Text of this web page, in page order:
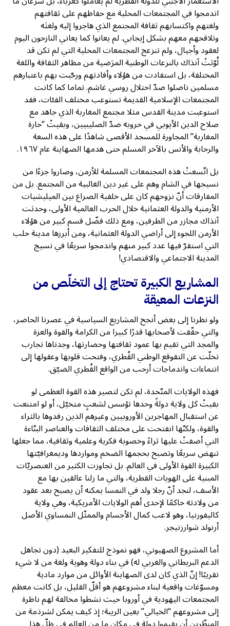
اندمجوا في المجتمعات المحلية مع حفاظهم على ثقافتهم
ولغتهم واكتسابهم ثقافة المجتمع الذي هاجروا إليه ولغتَه
وتلاقحهم معهم بشكل إيجابي. لم يعانوا كما يعاني النازحون اليوم
لعقود وأجيال، ولم تنزعج المجتمعات المحلية التي لم تكن قد
لُوّثتْ آنذاك بالنزعات الوطنية المرَضية من مظاهر الثقافة واللغة
المختلفة، بل استفادت من هؤلاء وأفادتهم ورحّبت بهم باعتبارهم
مسلمين ناضلوا ضدّ احتلال روسي غاشم. تماما كما كانت
المجتمعات الإسلامية القديمة تستوعب مختلف الفئات، فقد
استوعبت مدينة القدس مثلا مجتمع المغاربة الذي جاهد مع
صلاح الدين الأيوبي في حروبه ضدّ الصليبيين، وبقيتْ “حارة
المغاربة” المجاورة للمسجد الأقصى شاهدًا على هذه السعة
والرحابة والأنس بالآخر المسلم حتى هدمها الصهاينة عام ١٩٦٧.
بل اتّسعتْ هذه المجتمعات المسلمة للأرمن، وصاروا جزءًا من
نسيجها في الشام وهم على غير دين الغالبية من المجتمع. بل من
المفارقات أنّ نزوحهم كان على خلفية الصراع بين الميليشيات
الأرمنية والدولة العثمانية خلال الحرب العالمية الأولى، وحدثت
آنذاك مجازر من الطرفين، ومع ذلك فضّل قسم كبير من هؤلاء
الأرمن اللجوء إلى أراضي الدولة العثمانية، ومن أبرزها مدينة حلب
التي استقرّ فيها عدد كبير منهم واندمجوا سريعًا في نسيج
المدينة الاجتماعي والاقتصادي!
المشاريع الكبيرة تحتاج إلى التخلّص من
النزعات المعيقة
ولو نظرنا إلى بعض أنجح المشاريع السياسية في عصرنا الحاضر،
والتي حقّقت لأصحابها قدرًا كبيرا من الكرامة والقوة والعزة
والمجد التي تقيم بها عمود ثقافتها وحضارتها، وجدناها تجارب
تخلّت عن التقوقع الوطني القُطري، وفتحت قلوبها وعقولها إلى
انتماءات واندماجات أرحب من الواقع القُطري الضيّق.
فهذه الولايات المتّحدة، لم تكن لتصير هذه القوة العظمى لو
بقيتْ كل ولاية دولةً وحدها تؤسس لشعبٍ متخيّل، أو لو امتنعت
عن استقبال المهاجرين الأوروبيين وغيرهم الذين رفدوها بالثراء
والقوة، ولكنّها انفتحت على مختلف الثقافات والعناصر البنّاءة
التي أضفتْ عليها ثراءً وخصوبة فكرية وعلمية وثقافية، مما جعلها
تنهض سريعًا وتصبح بحجمها الضخم ومواردها وديمغرافيّتها
الكبيرة القوة الأولى في العالم. بل تجاوزت الكثير من العنصريّات
المبنية على الهويات القطرية، والتي ما زلنا عالقين بها مع
الأسف، لنجد أنّ رجلا ولد في النمسا يمكنه أن يصبح بعد عقود
من ولادته حاكمًا لإحدى أهم الولايات الأمريكية، وهي ولاية
كاليفورنيا، وهو لاعب كمال الأجسام والممثّل النمساوي الأصل
أرنولد شوارزنيجر.
أما المشروع الصهيوني، فهو نموذج للتفكير البعيد (دون تجاهل
الدعم البريطاني والغربي له) في بناء دولة وهوية ولغة من لا شيء
تقريبًا! إنّ الذي كان لدى الصهاينة الأوائل من موارد مادية
ومسوّغات واقعية لبناء مشروعهم هو أقلّ القليل، بل كانت معظم
المجتمعات اليهودية في أوروبا حيث نشطوا مخالفة لهم ناظرة
إلى مشروعهم “الخيالي” بعين الريبة؛ إذ كيف يمكن لشرذمة من